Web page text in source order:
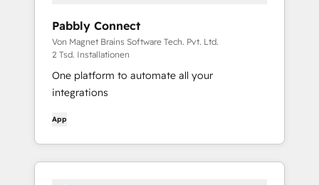
Pabbly Connect
Von Magnet Brains Software Tech. Pvt. Ltd.
2 Tsd. Installationen
One platform to automate all your
integrations
App